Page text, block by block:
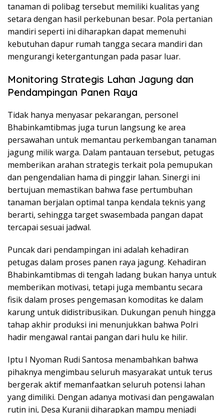
tanaman di polibag tersebut memiliki kualitas yang
setara dengan hasil perkebunan besar. Pola pertanian
mandiri seperti ini diharapkan dapat memenuhi
kebutuhan dapur rumah tangga secara mandiri dan
mengurangi ketergantungan pada pasar luar.
Monitoring Strategis Lahan Jagung dan
Pendampingan Panen Raya
Tidak hanya menyasar pekarangan, personel
Bhabinkamtibmas juga turun langsung ke area
persawahan untuk memantau perkembangan tanaman
jagung milik warga. Dalam pantauan tersebut, petugas
memberikan arahan strategis terkait pola pemupukan
dan pengendalian hama di pinggir lahan. Sinergi ini
bertujuan memastikan bahwa fase pertumbuhan
tanaman berjalan optimal tanpa kendala teknis yang
berarti, sehingga target swasembada pangan dapat
tercapai sesuai jadwal.
Puncak dari pendampingan ini adalah kehadiran
petugas dalam proses panen raya jagung. Kehadiran
Bhabinkamtibmas di tengah ladang bukan hanya untuk
memberikan motivasi, tetapi juga membantu secara
fisik dalam proses pengemasan komoditas ke dalam
karung untuk didistribusikan. Dukungan penuh hingga
tahap akhir produksi ini menunjukkan bahwa Polri
hadir mengawal rantai pangan dari hulu ke hilir.
Iptu I Nyoman Rudi Santosa menambahkan bahwa
pihaknya mengimbau seluruh masyarakat untuk terus
bergerak aktif memanfaatkan seluruh potensi lahan
yang dimiliki. Dengan adanya motivasi dan pengawalan
rutin ini, Desa Kuranji diharapkan mampu menjadi